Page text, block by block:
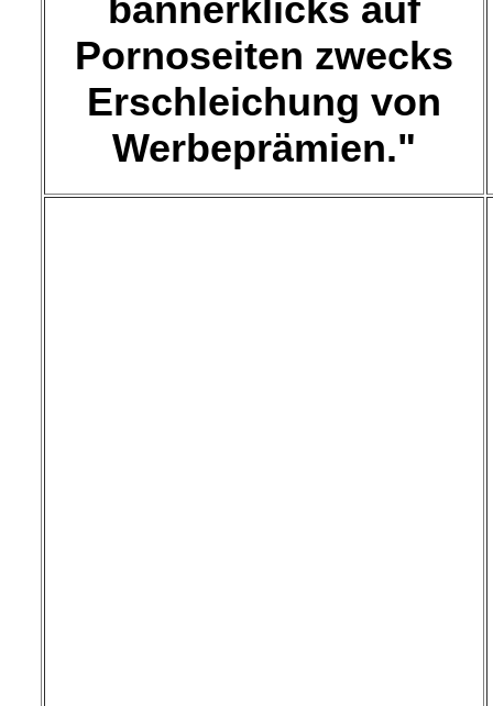
bannerklicks auf
Pornoseiten zwecks
Erschleichung von
Werbeprämien."